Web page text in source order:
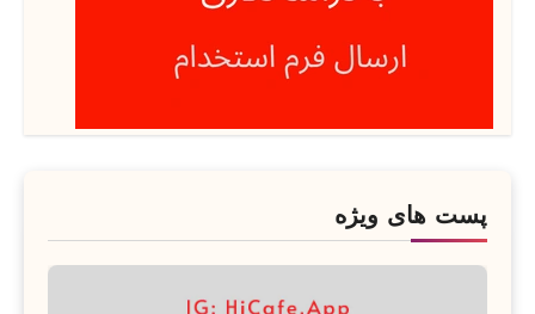
پست های ویژه